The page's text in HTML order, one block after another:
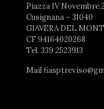
Piazza IV
Cusignana – 31040
GIAVERA DEL
CF 94164020268
Tel. 339 2523913
Mail